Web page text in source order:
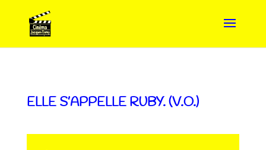
ELLE S’APPELLE RUBY. (V.O.)